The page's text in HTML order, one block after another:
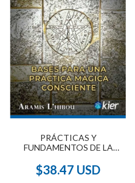
PRÁCTICAS Y
FUNDAMENTOS DE LA
$38.47 USD